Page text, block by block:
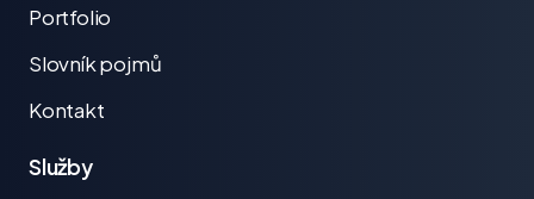
Portfolio
Slovník pojmů
Kontakt
Služby